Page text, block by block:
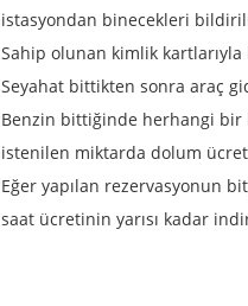
istasyondan binecekleri
Sahip olunan kimlik
Seyahat bittikten sonra araç
Benzin bittiğinde herhangi bir
istenilen miktarda dolum
Eğer yapılan rezervasyonun
saat ücretinin yarısı kadar